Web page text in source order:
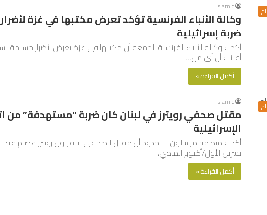
islamic
وكالة الأنباء الفرنسية تؤكد تعرض مكتبها في غزة
ضربة إسرائيلية
أكدت وكالة الأنباء الفرنسية الجمعة أن مكتبها في غزة تعرض لأضرار جسيمة
أعلنت أن أي من…
أكمل القراءة »
islamic
مقتل صحفي رويترز في لبنان كان ضربة “مستهدفة” من
الإسرائيلية
تشرين الأول/أكتوبر الماضي،…
أكمل القراءة »